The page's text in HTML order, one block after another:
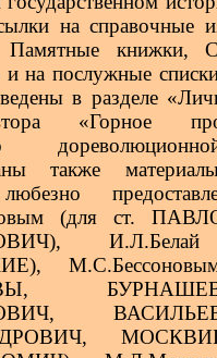
на справочные
Памятные книжки,
и на послужные
в разделе
«Горное
также
(для ст.